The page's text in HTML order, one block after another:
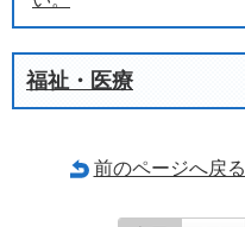
福祉・医療
前のページへ戻る